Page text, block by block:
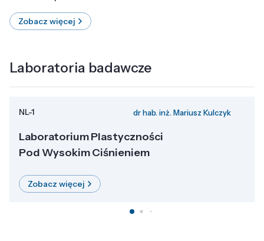
Zobacz więcej
Laboratoria badawcze
NL-1 dr hab. inż. Mariusz Kulczyk
Laboratorium Plastyczności
Pod Wysokim Ciśnieniem
Zobacz więcej